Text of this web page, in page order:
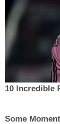
10 Incredible
Some